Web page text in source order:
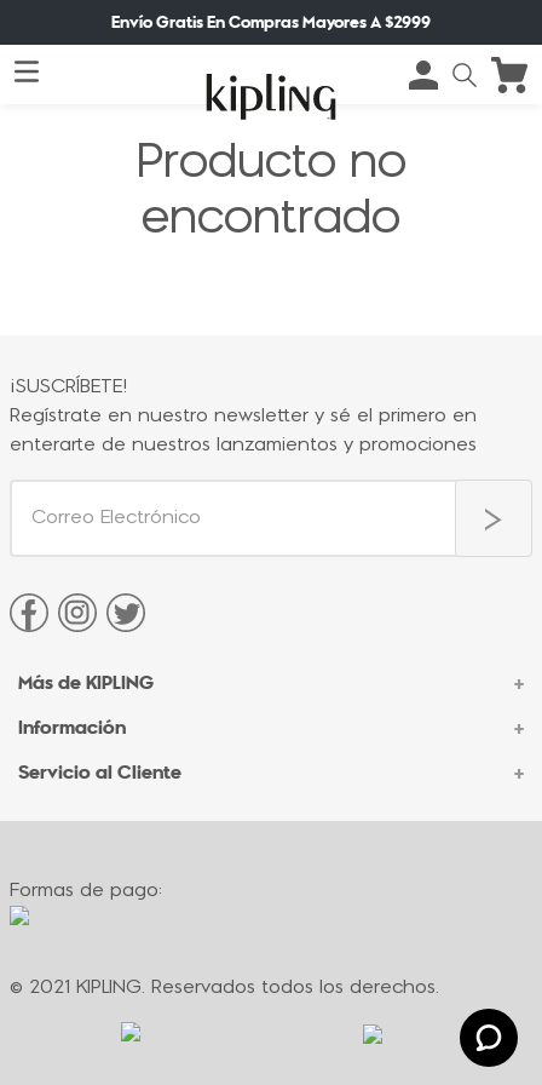
Envío Gratis En Compras Mayores A $2999
Producto no
encontrado
¡SUSCRÍBETE!
Regístrate en nuestro newsletter y sé el primero en
enterarte de nuestros lanzamientos y promociones
Más de KIPLING +
Acerca de Kipling
Sucursales
Información +
Contacto Corporativo
Formas de pago
Servicio al Cliente +
Contacto
Políticas de cambio
Términos y condiciones de promociones
Política de privacidad
Formas de pago:
© 2021 KIPLING. Reservados todos los derechos.